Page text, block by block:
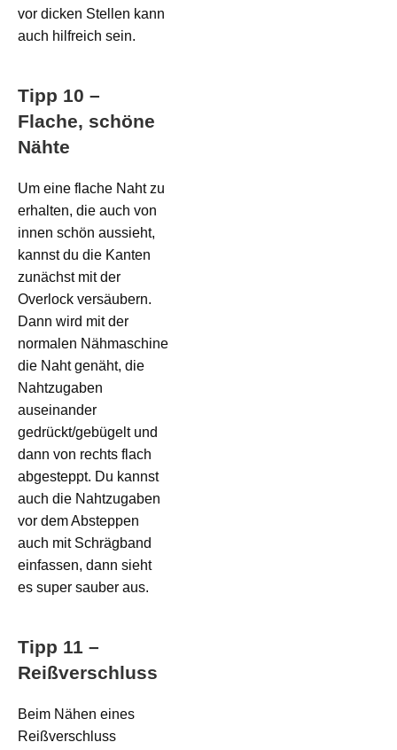
vor dicken Stellen kann
auch hilfreich sein.
Tipp 10 –
Flache, schöne
Nähte
Um eine flache Naht zu
erhalten, die auch von
innen schön aussieht,
kannst du die Kanten
zunächst mit der
Overlock versäubern.
Dann wird mit der
normalen Nähmaschine
die Naht genäht, die
Nahtzugaben
auseinander
gedrückt/gebügelt und
dann von rechts flach
abgesteppt. Du kannst
auch die Nahtzugaben
vor dem Absteppen
auch mit Schrägband
einfassen, dann sieht
es super sauber aus.
Tipp 11 –
Reißverschluss
Beim Nähen eines
Reißverschluss